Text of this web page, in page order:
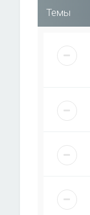
Темы